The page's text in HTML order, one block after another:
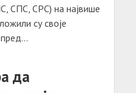
СПС, СРС) нa нaјвише
су своје
да